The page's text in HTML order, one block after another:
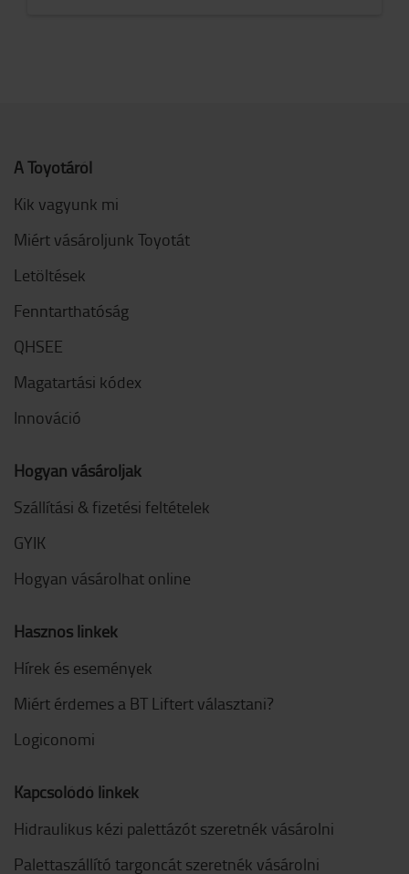
A Toyotáról
Kik vagyunk mi
Miért vásároljunk Toyotát
Letöltések
Fenntarthatóság
QHSEE
Magatartási kódex
Innováció
Hogyan vásároljak
Szállítási & fizetési feltételek
GYIK
Hogyan vásárolhat online
Hasznos linkek
Hírek és események
Miért érdemes a BT Liftert választani?
Logiconomi
Kapcsolódó linkek
Hidraulikus kézi palettázót szeretnék vásárolni
Palettaszállító targoncát szeretnék vásárolni